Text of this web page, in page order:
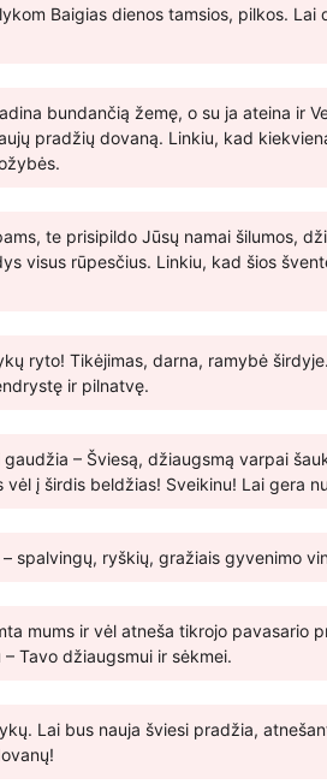
Baigias dienos tamsios, pilkos.
bundančią žemę, o su ja ateina ir
pradžių dovaną. Linkiu, kad
te prisipildo Jūsų namai šilumos,
visus rūpesčius. Linkiu, kad šios
ryto! Tikėjimas, darna, ramybė
ir pilnatvę.
– Šviesą, džiaugsmą varpai
į širdis beldžias! Sveikinu! Lai gera
spalvingų, ryškių, gražiais gyvenimo
mums ir vėl atneša tikrojo pavasario
Tavo džiaugsmui ir sėkmei.
Lai bus nauja šviesi pradžia,